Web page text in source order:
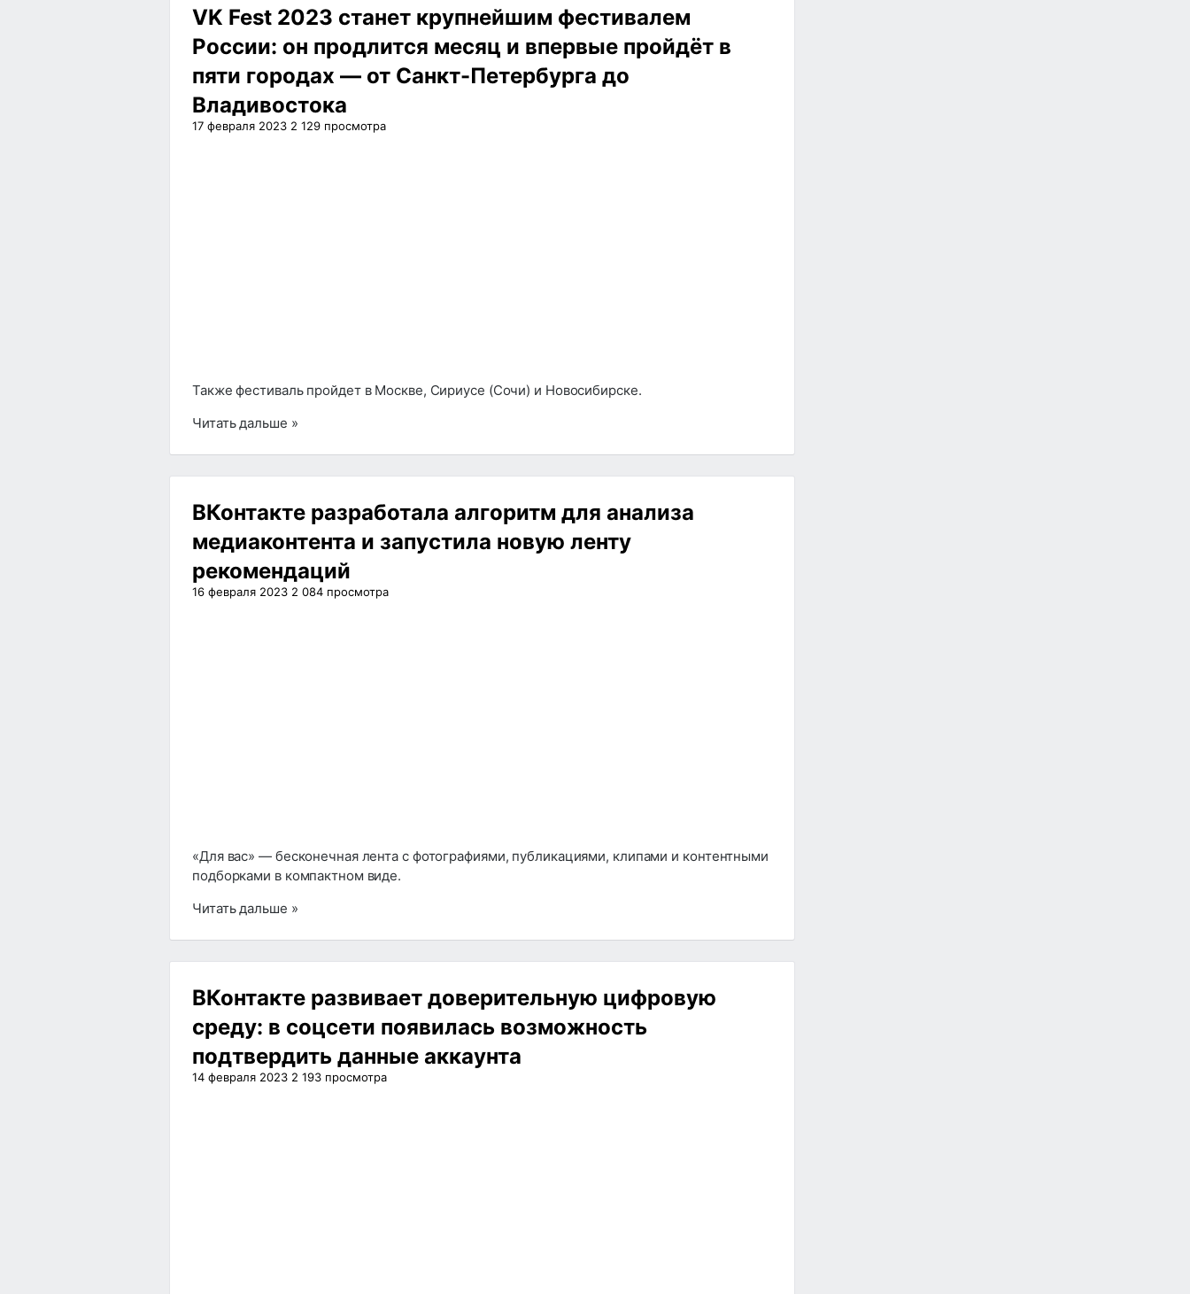
VK Fest 2023 станет крупнейшим фестивалем
России: он продлится месяц и впервые пройдёт в
пяти городах — от Санкт-Петербурга до
Владивостока
17 февраля 2023 2 129 просмотра
Также фестиваль пройдет в Москве, Сириусе (Сочи) и Новосибирске.
Читать дальше »
ВКонтакте разработала алгоритм для анализа
медиаконтента и запустила новую ленту
рекомендаций
16 февраля 2023 2 084 просмотра
«Для вас» — бесконечная лента с фотографиями, публикациями, клипами и контентными
подборками в компактном виде.
Читать дальше »
ВКонтакте развивает доверительную цифровую
среду: в соцсети появилась возможность
подтвердить данные аккаунта
14 февраля 2023 2 193 просмотра